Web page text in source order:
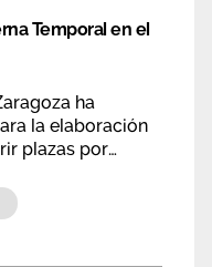
Temporal en el
ha
la elaboración
plazas por